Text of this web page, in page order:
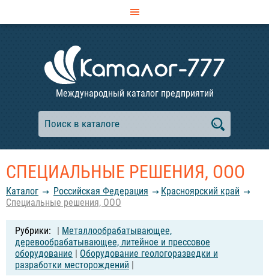
Международный каталог предприятий
СПЕЦИАЛЬНЫЕ РЕШЕНИЯ, ООО
Каталог Российcкая Федерация
Красноярский край
Специальные решения, ООО
| Металлообрабатывающее,
деревообрабатывающее, литейное и прессовое
оборудование | Оборудование геологоразведки и
разработки месторождений |